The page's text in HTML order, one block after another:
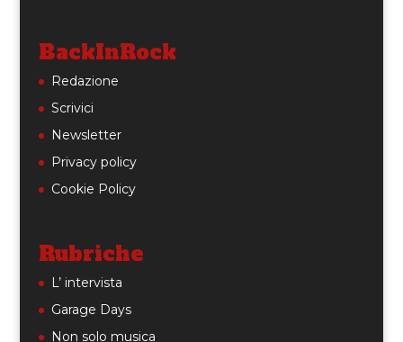
BackInRock
Redazione
Scrivici
Newsletter
Privacy policy
Cookie Policy
Rubriche
L’ intervista
Garage Days
Non solo musica